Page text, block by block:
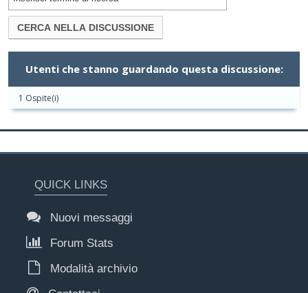
Utenti che stanno guardando questa discussione:
1 Ospite(i)
QUICK LINKS
Nuovi messaggi
Forum Stats
Modalità archivio